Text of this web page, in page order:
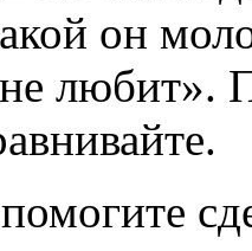
он
любит».